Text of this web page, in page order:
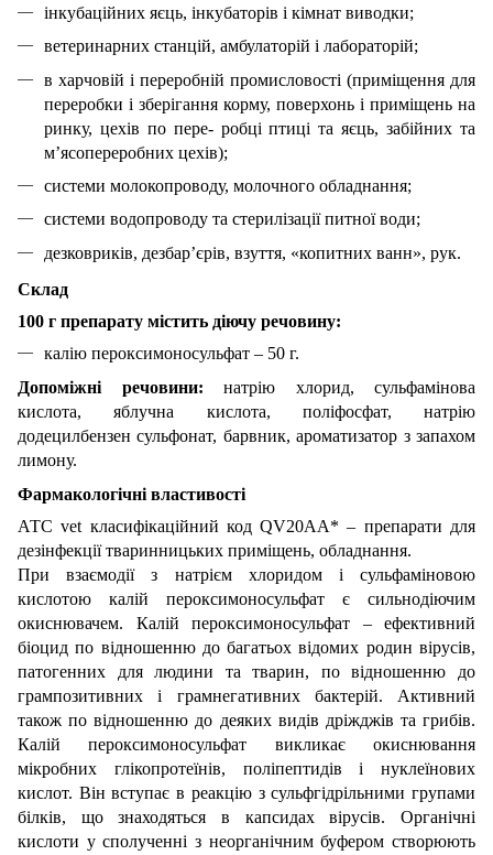
інкубаційних яєць, інкубаторів і кімнат виводки;
ветеринарних станцій, амбулаторій і лабораторій;
в харчовій і переробній промисловості (приміщення для
переробки і зберігання корму, поверхонь і приміщень на
ринку, цехів по пере- робці птиці та яєць, забійних та
м’ясопереробних цехів);
системи молокопроводу, молочного обладнання;
системи водопроводу та стерилізації питної води;
дезковриків, дезбар’єрів, взуття, «копитних ванн», рук.
Cклад
100 г препарату містить діючу речовину:
калію пероксимоносульфат – 50 г.
Допоміжні речовини: натрію хлорид, сульфамінова
кислота, яблучна кислота, поліфосфат, натрію
додецилбензен сульфонат, барвник, ароматизатор з запахом
лимону.
Фармакологічні властивості
АТС vet класифікаційний код QV20AA* – препарати для
дезінфекції тваринницьких приміщень, обладнання.
При взаємодії з натрієм хлоридом і сульфаміновою
кислотою калій пероксимоносульфат є сильнодіючим
окиснювачем. Калій пероксимоносульфат – ефективний
біоцид по відношенню до багатьох відомих родин вірусів,
патогенних для людини та тварин, по відношенню до
грампозитивних і грамнегативних бактерій. Активний
також по відношенню до деяких видів дріжджів та грибів.
Калій пероксимоносульфат викликає окиснювання
мікробних глікопротеїнів, поліпептидів і нуклеїнових
кислот. Він вступає в реакцію з сульфгідрільними групами
білків, що знаходяться в капсидах вірусів. Органічні
кислоти у сполученні з неорганічним буфером створюють